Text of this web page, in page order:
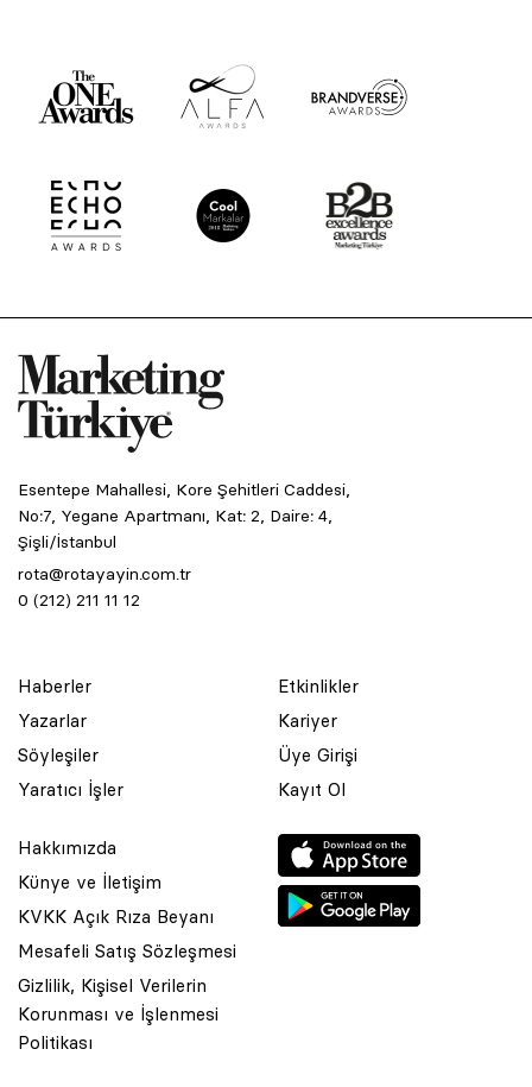
Esentepe Mahallesi, Kore Şehitleri Caddesi,
No:7, Yegane Apartmanı, Kat: 2, Daire: 4,
Şişli/İstanbul
rota@rotayayin.com.tr
0 (212) 211 11 12
Haberler
Yazarlar
Söyleşiler
Yaratıcı İşler
Etkinlikler
Kariyer
Üye Girişi
Kayıt Ol
Hakkımızda
Künye ve İletişim
KVKK Açık Rıza Beyanı
Mesafeli Satış Sözleşmesi
Gizlilik, Kişisel Verilerin
Korunması ve İşlenmesi
Politikası
© 2001 Rota Yayın Yapım Tanıtım Tic. Ltd. Şti. Bu Sitede Bulunan